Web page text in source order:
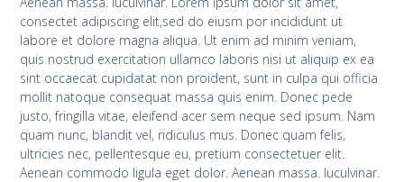
consectet adipiscing elit,sed do eiusm por incididunt ut
labore et dolore magna aliqua. Ut enim ad minim veniam,
quis nostrud exercitation ullamco laboris nisi ut aliquip ex ea
sint occaecat cupidatat non proident, sunt in culpa qui officia
mollit natoque consequat massa quis enim. Donec pede
justo, fringilla vitae, eleifend acer sem neque sed ipsum. Nam
quam nunc, blandit vel, ridiculus mus. Donec quam felis,
ultricies nec, pellentesque eu, pretium consectetuer elit.
Aenean commodo ligula eget dolor. Aenean massa. luculvinar.